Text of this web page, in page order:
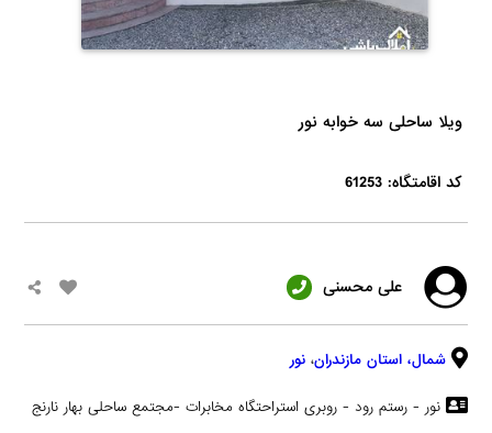
ویلا ساحلی سه خوابه نور
کد اقامتگاه: 61253
علی محسنی
شمال، استان مازندران، نور
نور - رستم رود - روبری استراحتگاه مخابرات -مجتمع ساحلی بهار نارنج